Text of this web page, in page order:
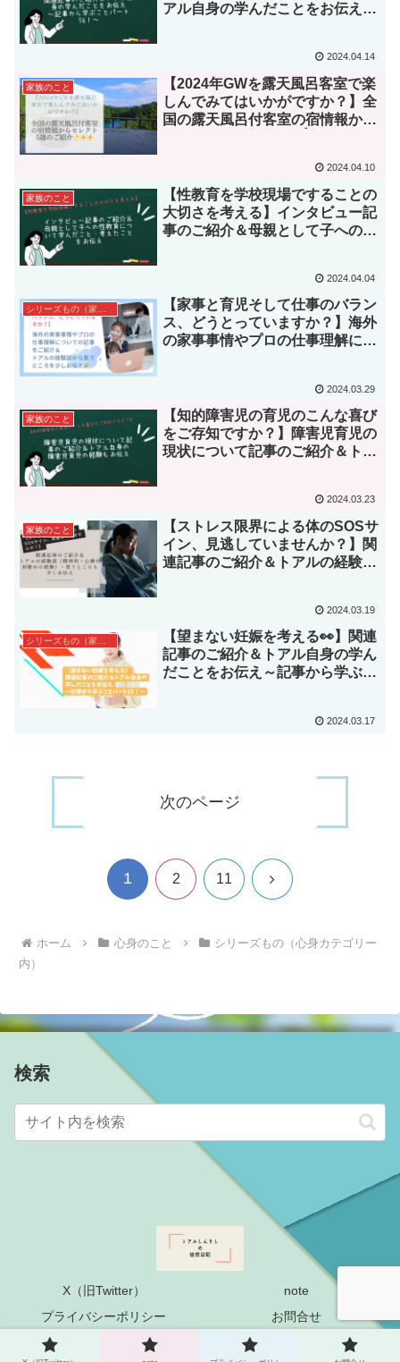
アル自身の学んだことをお伝え～
2024.04.14
家族のこと
【2024年GWを露天風呂客室で楽
しんでみてはいかがですか？】全
国の露天風呂付客室の宿情報から
2024.04.10
家族のこと
【性教育を学校現場ですることの
大切さを考える】インタビュー記
事のご紹介＆母親として子への性
2024.04.04
シリーズもの（家族カテゴリー内）
【家事と育児そして仕事のバラン
ス、どうとっていますか？】海外
の家事事情やプロの仕事理解につ
2024.03.29
家族のこと
【知的障害児の育児のこんな喜び
をご存知ですか？】障害児育児の
現状について記事のご紹介＆トア
2024.03.23
家族のこと
【ストレス限界による体のSOSサ
イン、見逃していませんか？】関
連記事のご紹介＆トアルの経験談
2024.03.19
シリーズもの（家族カテゴリー内）
【望まない妊娠を考える👀】関連
記事のご紹介＆トアル自身の学ん
だことをお伝え～記事から学ぶこ
2024.03.17
次のページ
1 2 11 次
ホーム 心身のこと
シリーズもの（心身カテゴリー
内）
検索
X（旧Twitter）
note
プライバシーポリシー
お問合せ
© 2022-2026 トアルしんりしの徒然日記.